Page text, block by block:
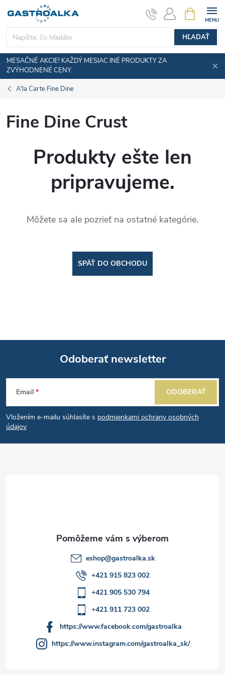
obsah
HĽADAŤ
KOŠÍK
MESAČNÉ AKCIE! KAŽDÝ MESIAC INÉ PRODUKTY ZA
ZVÝHODNENÉ CENY.
A'la Carte Fine Dine
Fine Dine Crust
Produkty ešte len
pripravujeme.
Môžete sa ale pozrieť na ostatné kategórie.
SPÄŤ DO OBCHODU
Z
á
p
Odoberať newsletter
Email
Vložením e-mailu súhlasíte s podmienkami ochrany osobných
údajov
ODOBERAŤ
eshop@gastroalka.sk
+421 915 823 002
+421 905 530 794
+421 911 723 002
https://www.facebook.com/gastroalka
https://www.instagram.com/gastroalka_sk/